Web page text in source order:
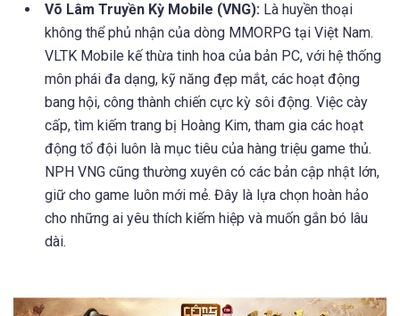
Võ Lâm Truyền Kỳ Mobile (VNG): Là huyền thoại
không thể phủ nhận của dòng MMORPG tại Việt Nam.
VLTK Mobile kế thừa tinh hoa của bản PC, với hệ thống
môn phái đa dạng, kỹ năng đẹp mắt, các hoạt động
bang hội, công thành chiến cực kỳ sôi động. Việc cày
cấp, tìm kiếm trang bị Hoàng Kim, tham gia các hoạt
động tổ đội luôn là mục tiêu của hàng triệu game thủ.
NPH VNG cũng thường xuyên có các bản cập nhật lớn,
giữ cho game luôn mới mẻ. Đây là lựa chọn hoàn hảo
cho những ai yêu thích kiếm hiệp và muốn gắn bó lâu
dài.